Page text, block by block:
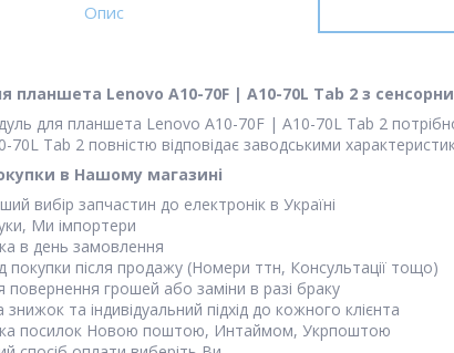
Опис
планшета Lenovo A10-70F | A10-70L Tab 2 з
для планшета Lenovo A10-70F | A10-70L Tab 2
70L Tab 2 повністю відповідає заводськими
в Нашому магазині
вибір запчастин до електронік в Україні
Ми імпортери
в день замовлення
покупки після продажу (Номери ттн, Консультації тощо)
повернення грошей або заміни в разі браку
та індивідуальний підхід до кожного клієнта
посилок Новою поштою, Интаймом, Укрпоштою